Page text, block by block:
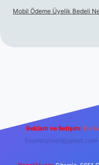
Mobil Ödeme Üyelik Bedeli
Reklam ve İletişim: E-
forumhizmeti@gmail.com